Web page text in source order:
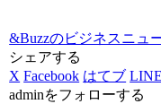
&Buzzのビジネスニュ
シェアする
X Facebook はてブ LINE
adminをフォローする